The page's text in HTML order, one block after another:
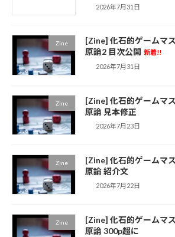
2026年7月31日
Zine
[Zine] 化石的ゲームマ
原論2 目次公開 新着!!
2026年7月31日
Zine
[Zine] 化石的ゲームマ
原論 見本修正
2026年7月23日
Zine
[Zine] 化石的ゲームマ
原論 紹介文
2026年7月22日
Zine
[Zine] 化石的ゲームマ
原論 300p超に